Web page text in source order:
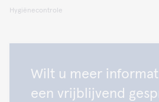
Hygiënecontrole
Wilt u meer
een vrijblijvend